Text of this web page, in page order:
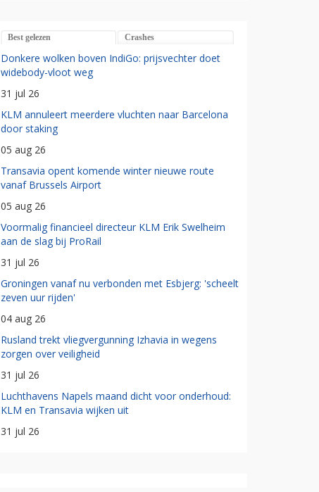
Best gelezen Crashes
Donkere wolken boven IndiGo: prijsvechter doet
widebody-vloot weg
31 jul 26
KLM annuleert meerdere vluchten naar Barcelona
door staking
05 aug 26
Transavia opent komende winter nieuwe route
vanaf Brussels Airport
05 aug 26
Voormalig financieel directeur KLM Erik Swelheim
aan de slag bij ProRail
31 jul 26
Groningen vanaf nu verbonden met Esbjerg: 'scheelt
zeven uur rijden'
04 aug 26
Rusland trekt vliegvergunning Izhavia in wegens
zorgen over veiligheid
31 jul 26
Luchthavens Napels maand dicht voor onderhoud:
KLM en Transavia wijken uit
31 jul 26